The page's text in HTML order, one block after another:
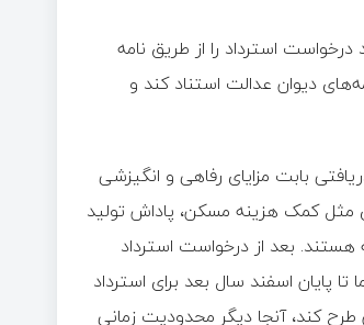
درخواست استرداد را از طریق نامه
دیوان عدالت استناد کند و
بابت مزایای رفاهی و انگیزشی
و شامل مواردی مثل کمک هزینه مسکن، پاداش تولید
هستند. بعد از درخواست استرداد
پایان اسفند سال بعد برای استرداد
طرح کند، آنجا دیگر محدودیت زمانی